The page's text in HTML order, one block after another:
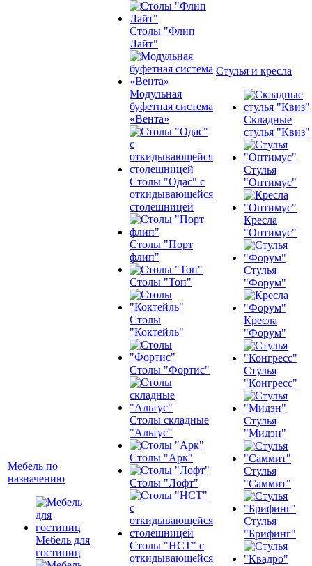
Мебель по
назначению
Мебель для
гостиниц
Столы "Флип
Лайт"
Модульная
буфетная система
«Вента»
Столы "Одас" с
откидывающейся
столешницей
Столы "Порт
флип"
Столы "Топ"
Столы
"Коктейль"
Столы "Фортис"
Столы складные
"Альтус"
Столы "Арк"
Столы "Лофт"
Столы "НСТ" с
откидывающейся
Стулья и кресла
Складные
стулья "Квиз"
Стулья
"Оптимус"
Кресла
"Оптимус"
Стулья
"Форум"
Кресла
"Форум"
Стулья
"Конгресс"
Стулья
"Мидэн"
Стулья
"Саммит"
Стулья
"Брифинг"